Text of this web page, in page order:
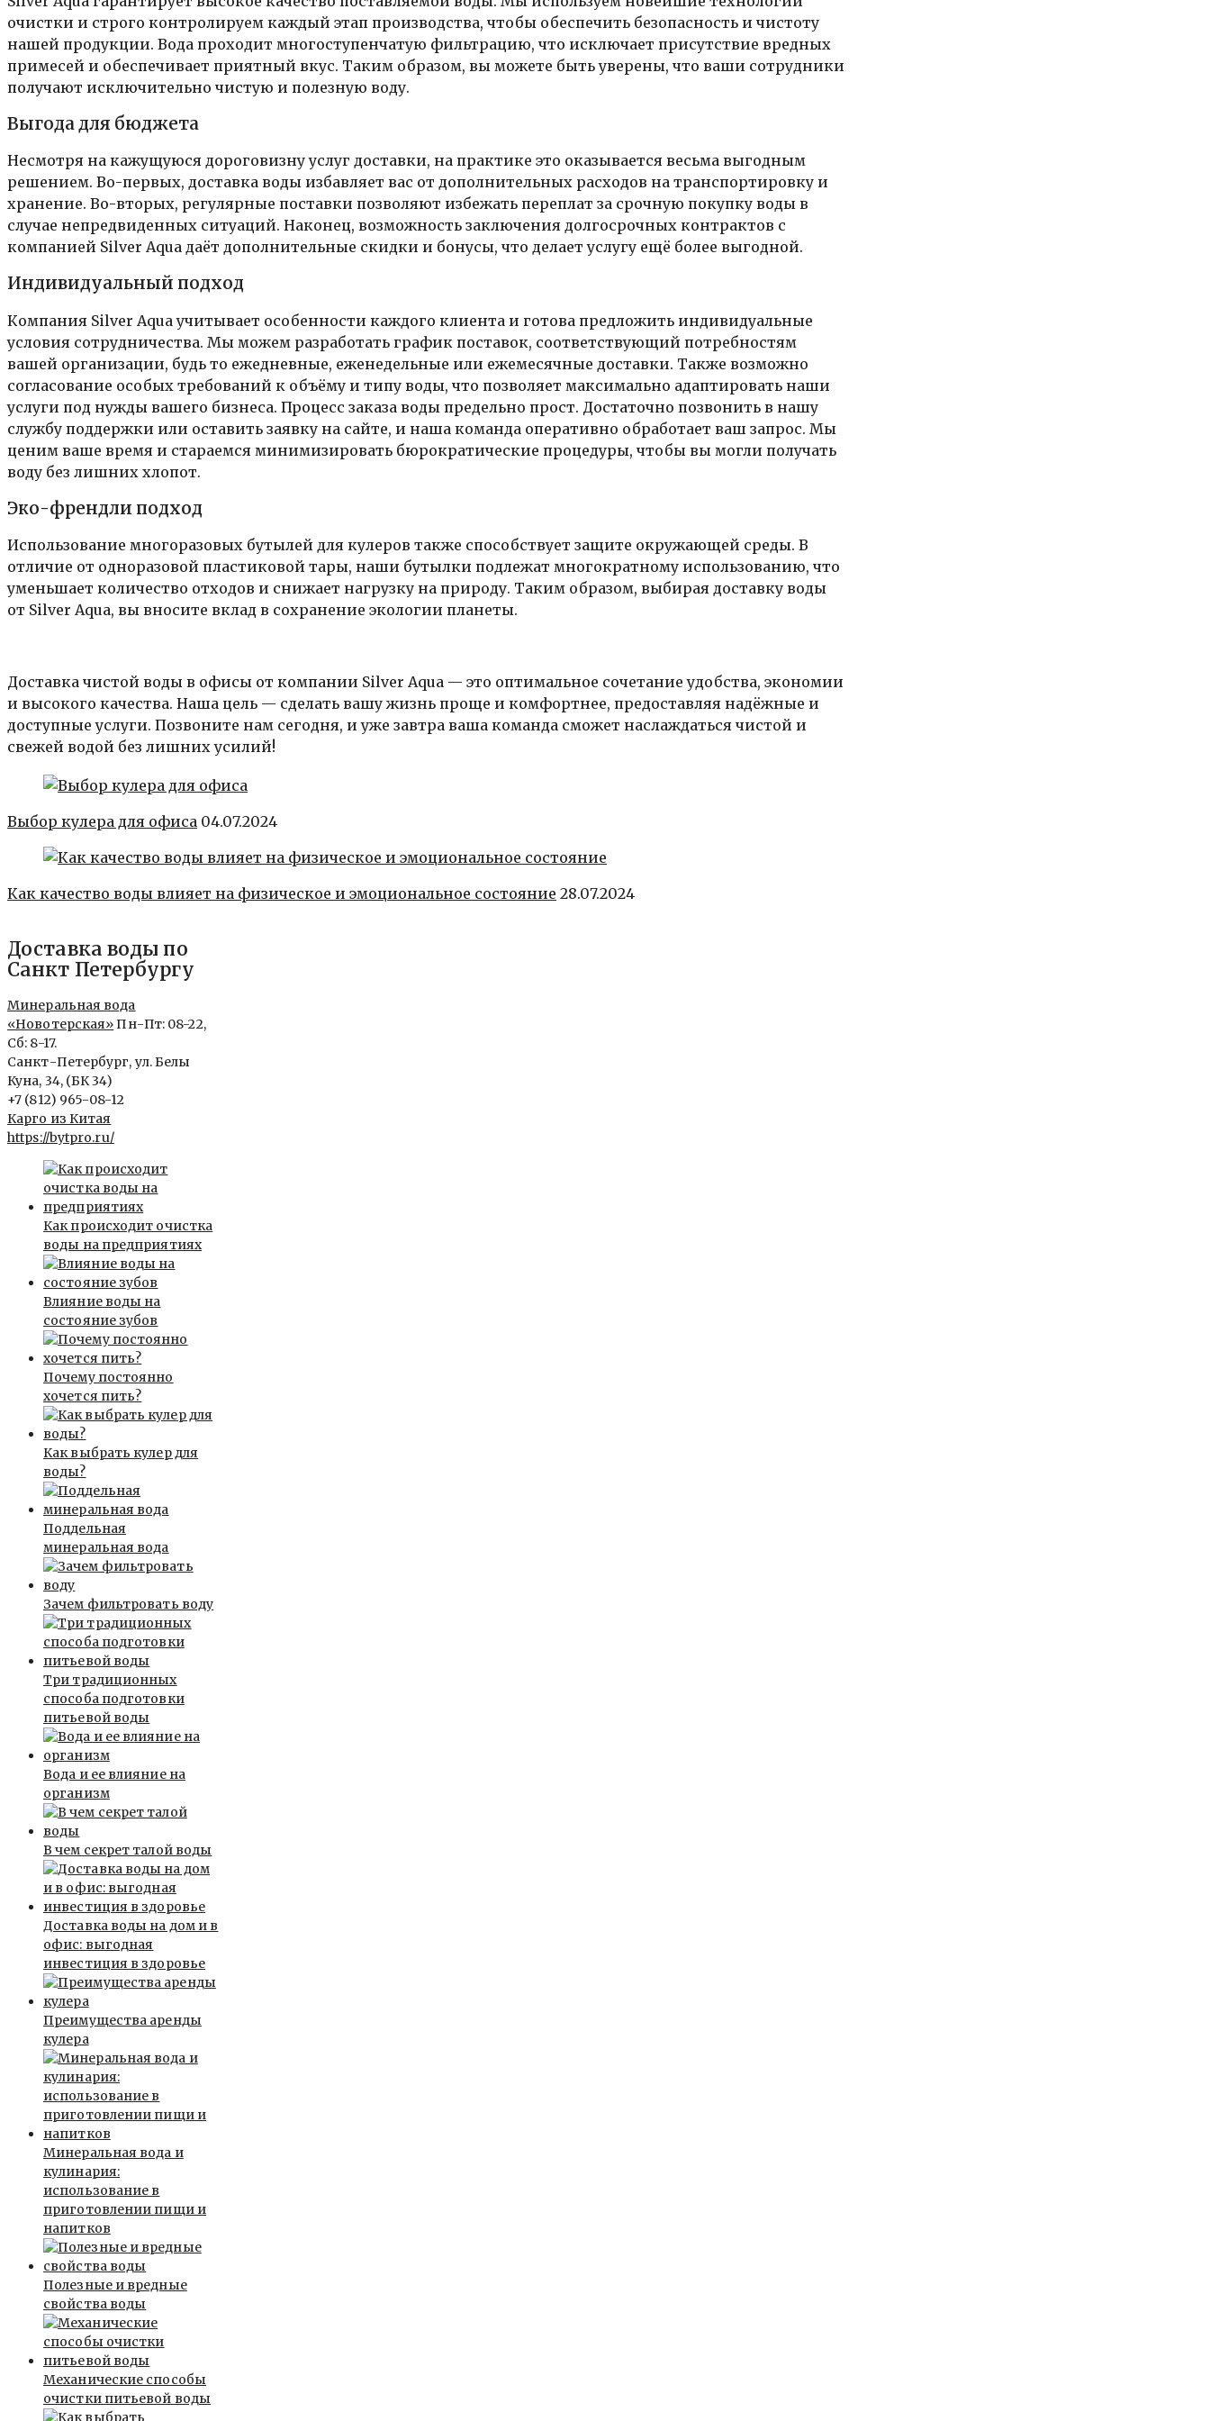
очистки и строго контролируем каждый этап производства, чтобы обеспечить безопасность и чистоту
нашей продукции. Вода проходит многоступенчатую фильтрацию, что исключает присутствие вредных
примесей и обеспечивает приятный вкус. Таким образом, вы можете быть уверены, что ваши сотрудники
получают исключительно чистую и полезную воду.
Выгода для бюджета
Несмотря на кажущуюся дороговизну услуг доставки, на практике это оказывается весьма выгодным
решением. Во-первых, доставка воды избавляет вас от дополнительных расходов на транспортировку и
хранение. Во-вторых, регулярные поставки позволяют избежать переплат за срочную покупку воды в
случае непредвиденных ситуаций. Наконец, возможность заключения долгосрочных контрактов с
компанией Silver Aqua даёт дополнительные скидки и бонусы, что делает услугу ещё более выгодной.
Индивидуальный подход
Компания Silver Aqua учитывает особенности каждого клиента и готова предложить индивидуальные
условия сотрудничества. Мы можем разработать график поставок, соответствующий потребностям
вашей организации, будь то ежедневные, еженедельные или ежемесячные доставки. Также возможно
согласование особых требований к объёму и типу воды, что позволяет максимально адаптировать наши
услуги под нужды вашего бизнеса. Процесс заказа воды предельно прост. Достаточно позвонить в нашу
службу поддержки или оставить заявку на сайте, и наша команда оперативно обработает ваш запрос. Мы
ценим ваше время и стараемся минимизировать бюрократические процедуры, чтобы вы могли получать
воду без лишних хлопот.
Эко-френдли подход
Использование многоразовых бутылей для кулеров также способствует защите окружающей среды. В
отличие от одноразовой пластиковой тары, наши бутылки подлежат многократному использованию, что
уменьшает количество отходов и снижает нагрузку на природу. Таким образом, выбирая доставку воды
от Silver Aqua, вы вносите вклад в сохранение экологии планеты.
Доставка чистой воды в офисы от компании Silver Aqua — это оптимальное сочетание удобства, экономии
и высокого качества. Наша цель — сделать вашу жизнь проще и комфортнее, предоставляя надёжные и
доступные услуги. Позвоните нам сегодня, и уже завтра ваша команда сможет наслаждаться чистой и
свежей водой без лишних усилий!
Выбор кулера для офиса 04.07.2024
Как качество воды влияет на физическое и эмоциональное состояние 28.07.2024
Доставка воды по
Санкт Петербургу
Минеральная вода
«Новотерская»Пн-Пт: 08-22,
Сб: 8-17.
Санкт-Петербург, ул. Белы
Куна, 34, (БК 34)
+7 (812) 965-08-12
Карго из Китая
https://bytpro.ru/
Как происходит очистка
воды на предприятиях
Влияние воды на
состояние зубов
Почему постоянно
хочется пить?
Как выбрать кулер для
воды?
Поддельная
минеральная вода
Зачем фильтровать воду
Три традиционных
способа подготовки
питьевой воды
Вода и ее влияние на
организм
В чем секрет талой воды
Доставка воды на дом и в
офис: выгодная
инвестиция в здоровье
Преимущества аренды
кулера
Минеральная вода и
кулинария:
использование в
приготовлении пищи и
напитков
Полезные и вредные
свойства воды
Механические способы
очистки питьевой воды